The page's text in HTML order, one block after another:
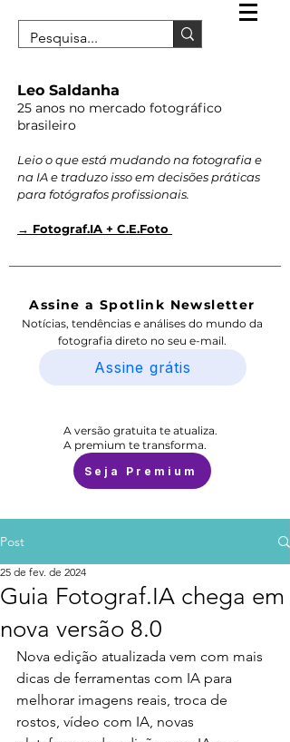
Leo Saldanha
25 anos no mercado fotográfico
brasileiro
Leio o que está mudando na fotografia e
na IA e traduzo isso em decisões práticas
para fotógrafos profissionais.
→ Fotograf.IA + C.E.Foto
Assine a Spotlink Newsletter
Notícias, tendências e análises do mundo da
fotografia direto no seu e-mail.
Assine grátis
A versão gratuita te atualiza.
A premium te transforma.
Seja Premium
Post
Guia Fotograf.IA chega em
nova versão 8.0
25 de fev. de 2024
Nova edição atualizada vem com mais
dicas de ferramentas com IA para
melhorar imagens reais, troca de
rostos, vídeo com IA, novas